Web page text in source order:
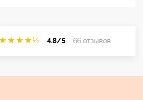
★ ★ ★ ★½ 4.8/5 66 отзывов